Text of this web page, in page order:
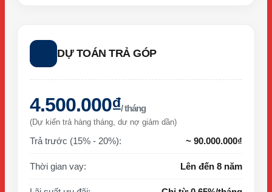
DỰ TOÁN TRẢ GÓP
4.500.000₫/ tháng
(Dự kiến trả hàng tháng, dư nợ giảm dần)
Trả trước (15% - 20%): ~ 90.000.000₫
Thời gian vay: Lên đến 8 năm